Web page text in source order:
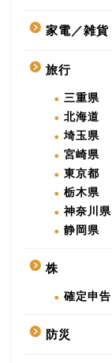
家電／雑貨
旅行
三重県
北海道
埼玉県
宮崎県
東京都
栃木県
神奈川県
静岡県
株
確定申告
防災